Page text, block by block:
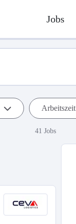
Jobs
Arbeitszeit
41 Jobs